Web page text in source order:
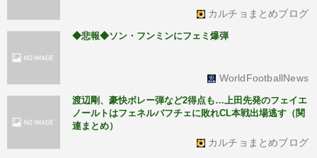
カルチョまとめブログ
◆悲報◆ソン・フンミンにフェミ爆弾
WorldFootballNews
渡辺剛、豪快ボレー弾など2得点も…上田先発のフェイエ
ノールトはフェネルバフチェに敗れCL本戦出場逃す（関
連まとめ）
カルチョまとめブログ